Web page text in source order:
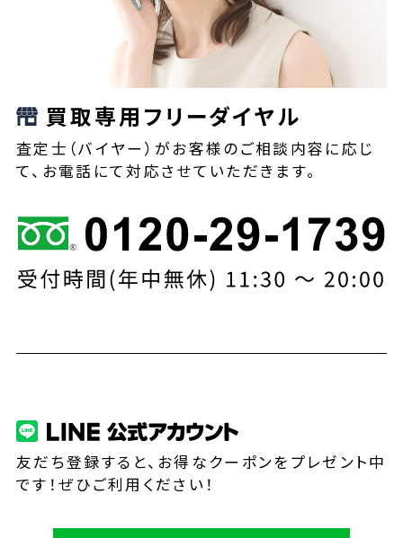
買取専用フリーダイヤル
査定士（バイヤー）がお客様のご相談内容に応じ
て、お電話にて対応させていただきます。
友だち登録すると、お得なクーポンをプレゼント中
です！ぜひご利用ください！